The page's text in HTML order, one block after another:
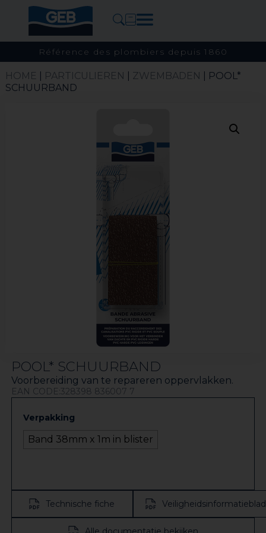
Référence des plombiers depuis 1860
HOME PARTICULIEREN ZWEMBADEN
| POOL*
SCHUURBAND
POOL* SCHUURBAND
Voorbereiding van te repareren oppervlakken.
EAN CODE:328398 836007 7
Verpakking
Band 38mm x 1m in blister
Technische fiche Veiligheidsinformatieblad